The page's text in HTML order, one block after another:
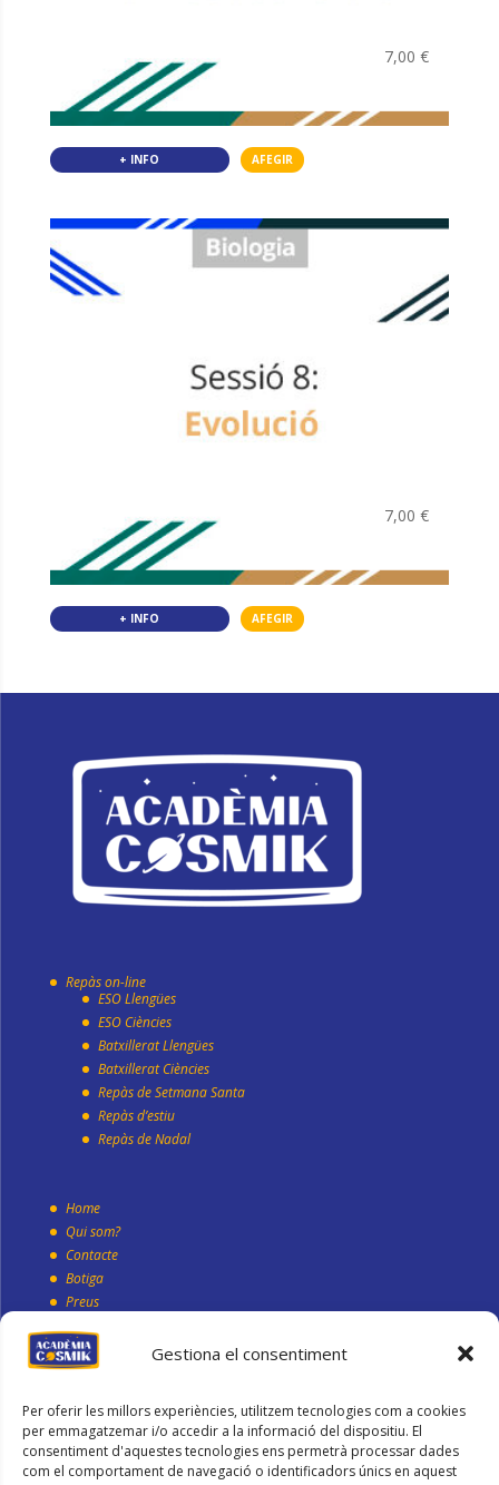
Gestiona el consentiment
Per oferir les millors experiències, utilitzem tecnologies com a cookies
per emmagatzemar i/o accedir a la informació del dispositiu. El
consentiment d'aquestes tecnologies ens permetrà processar dades
com el comportament de navegació o identificadors únics en aquest
7,00€
+ INFO AFEGIR
7,00€
+ INFO AFEGIR
Repàs on-line
ESO Llengües
ESO Ciències
Batxillerat Llengües
Batxillerat Ciències
Repàs de Setmana Santa
Repàs d’estiu
Repàs de Nadal
Home
Qui som?
Contacte
Botiga
Preus
Blog
Política de cookies
Política de Privacitat
Avís Legal